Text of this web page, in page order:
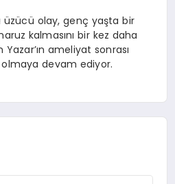
üzücü olay, genç yaşta bir
kalmasını bir kez daha
ameliyat sonrası
devam ediyor.